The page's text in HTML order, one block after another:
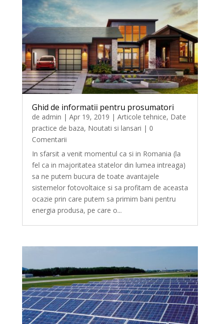
Ghid de informatii pentru prosumatori
de admin | Apr 19, 2019 | Articole tehnice, Date
practice de baza, Noutati si lansari | 0
Comentarii
In sfarsit a venit momentul ca si in Romania (la
fel ca in majoritatea statelor din lumea intreaga)
sa ne putem bucura de toate avantajele
sistemelor fotovoltaice si sa profitam de aceasta
ocazie prin care putem sa primim bani pentru
energia produsa, pe care o...